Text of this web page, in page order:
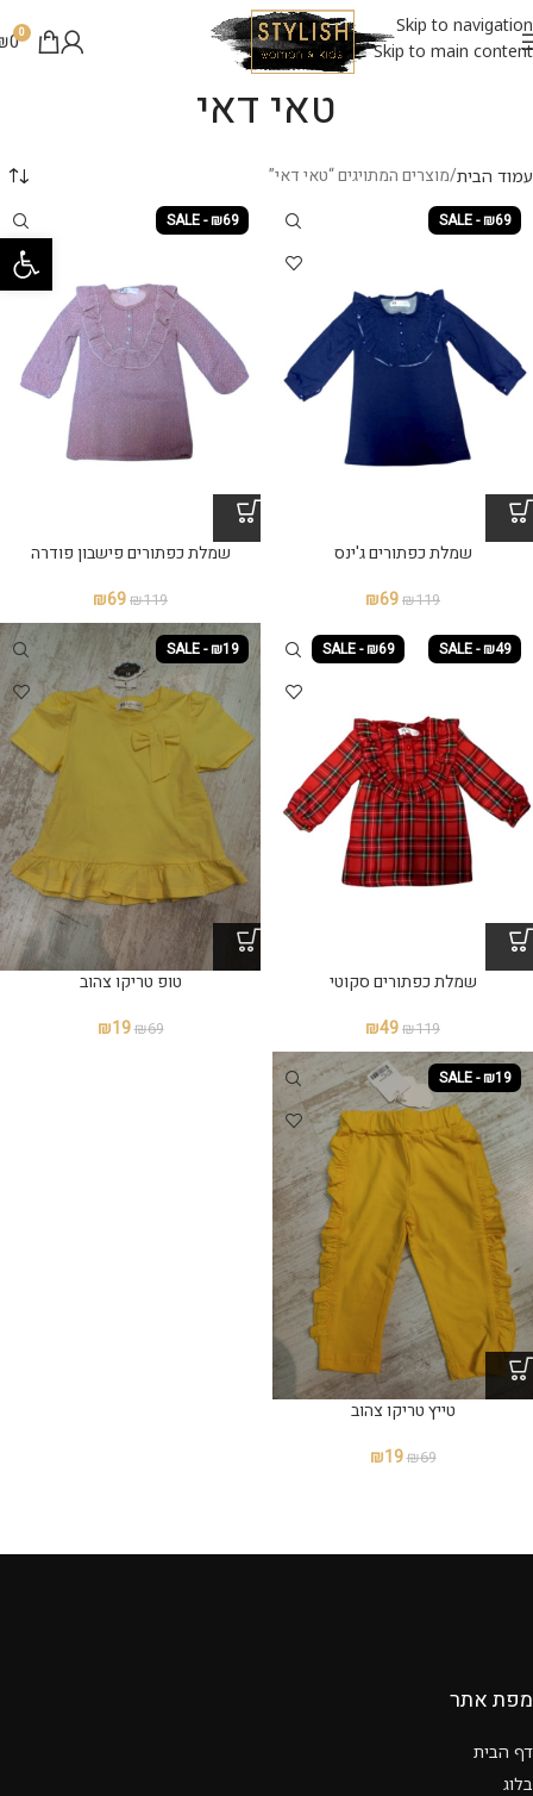
Skip to navigation
Skip to main content
0
0
טאי דאי
עמוד הבית מוצרים המתויגים “טאי דאי”
SALE - ₪69
שמלת כפתורים ג'ינס
₪119
₪69
SALE - ₪69
שמלת כפתורים פישבון פודרה
₪119
₪69
SALE - ₪49
SALE - ₪69
שמלת כפתורים סקוטי
₪119
₪49
SALE - ₪19
₪69
₪19
SALE - ₪19
טייץ טריקו צהוב
₪69
₪19
מפת אתר
דף הבית
בלוג
פתח